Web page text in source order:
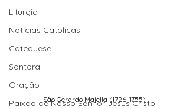
Liturgia
Notícias Católicas
Catequese
Santoral
Oração
Paixão de Nosso Senhor Jesus Cristo
São Gerardo Majella (1726-1755)